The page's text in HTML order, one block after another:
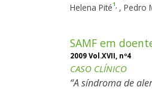
Helena Pité1, , Pedro
SAMF em
2009 Vol.XVII, nº4
CASO CLÍNICO
A síndroma de